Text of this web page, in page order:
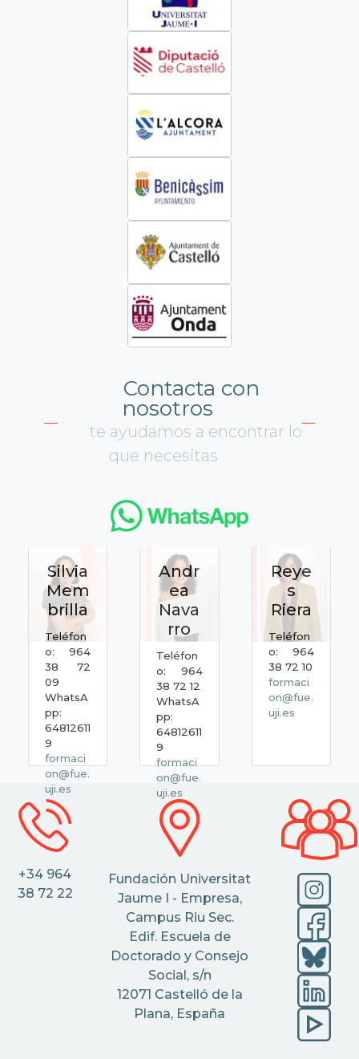
Contacta con
nosotros
te ayudamos a encontrar lo
que necesitas
Silvia
Mem
brilla
Teléfon
o: 964
38 72
09
WhatsA
pp:
64812611
9
formaci
on@fue.
uji.es
Andr
ea
Nava
rro
Teléfon
o: 964
38 72 12
WhatsA
pp:
64812611
9
formaci
on@fue.
uji.es
Reye
s
Riera
Teléfon
o: 964
38 72 10
formaci
on@fue.
uji.es
+34 964
38 72 22
Fundación Universitat
Jaume I - Empresa,
Campus Riu Sec.
Edif. Escuela de
Doctorado y Consejo
Social, s/n
12071 Castelló de la
Plana, España